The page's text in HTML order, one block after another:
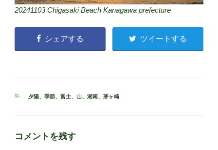
20241103 Chigasaki Beach Kanagawa prefecture
シェアする ツイートする
カ
夕陽、 季節、 富士、 山、 湘南、 茅ヶ崎
コメントを残す